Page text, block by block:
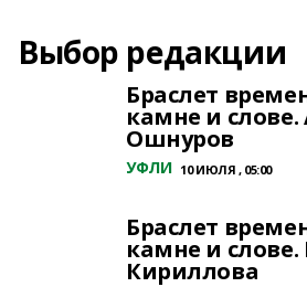
Выбор редакции
Браслет
камне и
Ошнуров
УФЛИ 10 ИЮЛЯ , 05:00
Браслет
камне и
Кириллова